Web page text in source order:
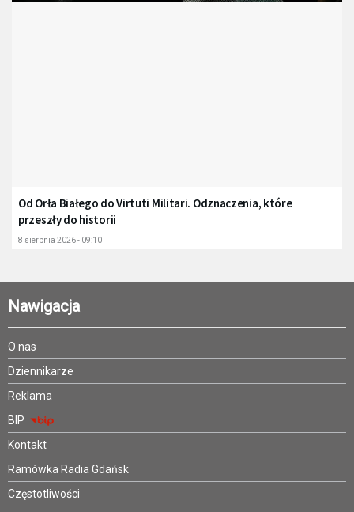
Od Orła Białego do Virtuti Militari. Odznaczenia, które
przeszły do historii
8 sierpnia 2026 - 09:10
Nawigacja
O nas
Dziennikarze
Reklama
BIP
Kontakt
Ramówka Radia Gdańsk
Częstotliwości